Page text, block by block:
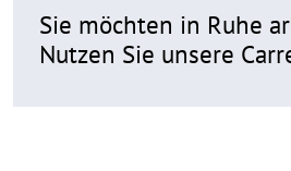
Sie möchten in Ruhe
Nutzen Sie unsere